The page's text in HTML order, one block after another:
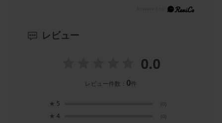
レビュー
0.0
レビュー件数： 0件
★ 5 (0)
★ 4 (0)